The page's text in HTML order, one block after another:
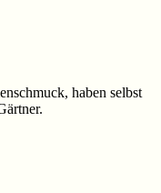
haben selbst